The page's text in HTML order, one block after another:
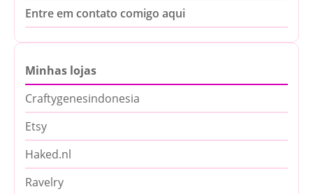
Entre em contato comigo aqui
Minhas lojas
Craftygenesindonesia
Etsy
Haked.nl
Ravelry